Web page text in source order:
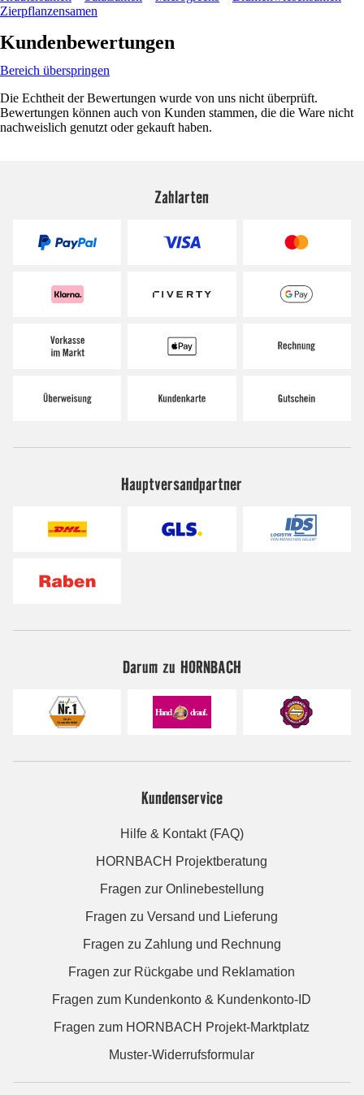
Zierpflanzensamen
Kundenbewertungen
Bereich überspringen
Die Echtheit der Bewertungen wurde von uns nicht überprüft.
Bewertungen können auch von Kunden stammen, die die Ware nicht
nachweislich genutzt oder gekauft haben.
Zahlarten
Hauptversandpartner
Darum zu HORNBACH
Kundenservice
Hilfe & Kontakt (FAQ)
HORNBACH Projektberatung
Fragen zur Onlinebestellung
Fragen zu Versand und Lieferung
Fragen zu Zahlung und Rechnung
Fragen zur Rückgabe und Reklamation
Fragen zum Kundenkonto & Kundenkonto-ID
Fragen zum HORNBACH Projekt-Marktplatz
Muster-Widerrufsformular